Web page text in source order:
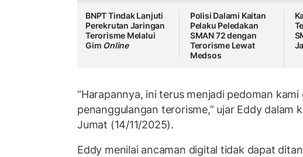
BNPT Tindak Lanjuti
Perekrutan Jaringan
Terorisme Melalui
Gim Online
Polisi Dalami Kaitan
Pelaku Peledakan
SMAN 72 dengan
Terorisme Lewat
Medsos
“Harapannya, ini terus menjadi pedoman
penanggulangan terorisme,” ujar Eddy dalam
Jumat (14/11/2025).
Eddy menilai ancaman digital tidak dapat